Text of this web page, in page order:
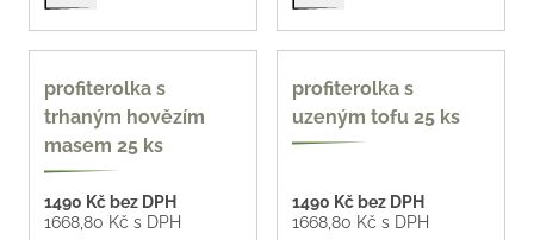
profiterolka s
trhaným hovězím
masem 25 ks
1490 Kč bez DPH
1668,80 Kč s DPH
profiterolka s
uzeným tofu 25 ks
1490 Kč bez DPH
1668,80 Kč s DPH